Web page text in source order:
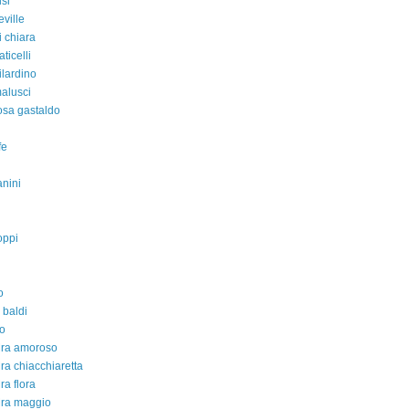
chiara
gastaldo
baldi
amoroso
chiacchiaretta
flora
maggio